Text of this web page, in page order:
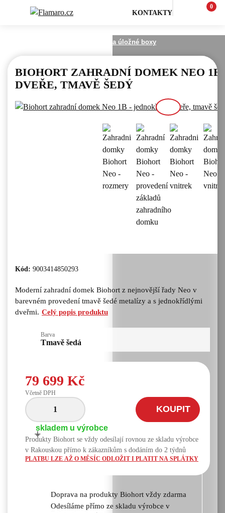
KONTAKTY
0
Zahradní domky a úložné boxy
BIOHORT ZAHRADNÍ DOMEK NEO
DVEŘE, TMAVĚ ŠEDÝ
Kód: 9003414850293
Moderní zahradní domek Biohort z nejnovější řady Neo v
barevném provedení tmavě šedé metalízy a s jednokřídlými
dveřmi. Celý popis produktu
Barva
Tmavě šedá
79 699 Kč
Včetně DPH
-
+
KOUPIT
skladem u výrobce
Produkty Biohort se vždy odesílají rovnou ze skladu výrobce
v Rakouskou přímo k zákazníkům s dodáním do 2 týdnů
PLATBU LZE AŽ O MĚSÍC ODLOŽIT I PLATIT NA SPLÁTKY
Doprava na produkty Biohort vždy zdarma
Odesíláme přímo ze skladu výrobce v